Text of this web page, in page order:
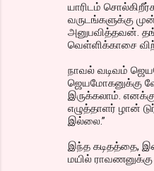
யாரிடம்
வருடங்களுக்கு
அனுபவித்தவன்.
வெள்ளிக்காசை
நாவல் வடிவம்
ஜெயமோகனுக்கு
இருக்கலாம்.
எழுத்தாளர் ழான்
இல்லை.”
இந்த கடிதத்தை,
மயில் ராவணனுக்கு